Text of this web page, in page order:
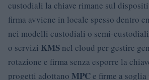
custodiali la chiave rimane sul
firma avviene in locale spesso dentro
nei modelli custodiali o
o servizi KMS nel cloud per gestire
rotazione e firma senza esporre la
progetti adottano MPC e firme a